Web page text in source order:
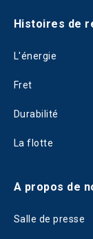
Histoires de
L'énergie
Fret
Durabilité
La flotte
A propos de
Salle de presse